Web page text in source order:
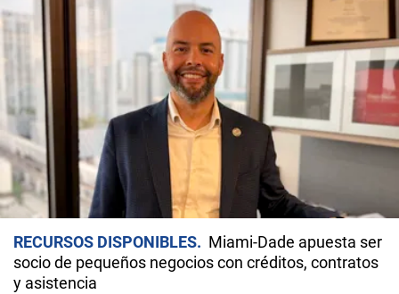
RECURSOS DISPONIBLES
Miami-Dade apuesta ser
socio de pequeños negocios con créditos, contratos
y asistencia